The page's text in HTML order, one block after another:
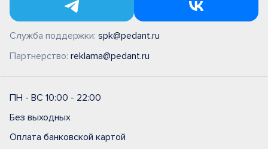
Служба поддержки: spk@pedant.ru
Партнерство: reklama@pedant.ru
ПН - ВС 10:00 - 22:00
Без выходных
Оплата банковской картой